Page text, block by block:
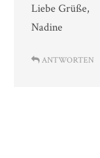
Liebe Grüße,
Nadine
ANTWORTEN